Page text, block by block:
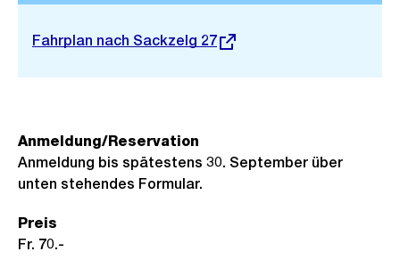
Stadtplan 3D
Externer
Fahrplan nach Sackzelg 27
Anmeldung/Reservation
Anmeldung bis spätestens 30. September über
unten stehendes Formular.
Preis
Fr. 70.-